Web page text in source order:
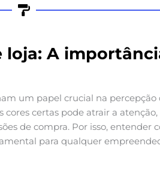
loja: A
um papel crucial na percepção
cores certas pode atrair a
de compra. Por isso, entender
para qualquer